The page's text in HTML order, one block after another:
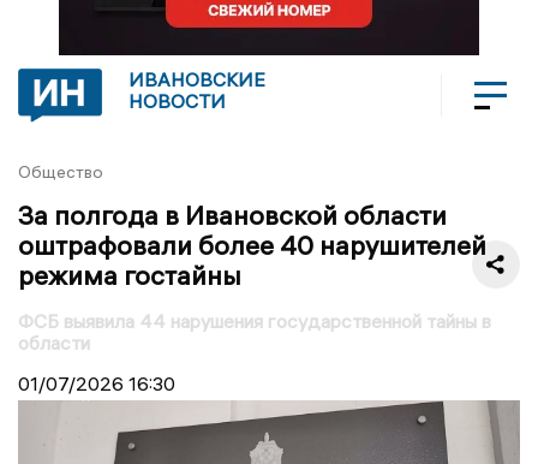
ИВАНОВСКИЕ
НОВОСТИ
Общество
За полгода в Ивановской области
оштрафовали более 40 нарушителей
режима гостайны
ФСБ выявила 44 нарушения государственной тайны в
области
01/07/2026 16:30